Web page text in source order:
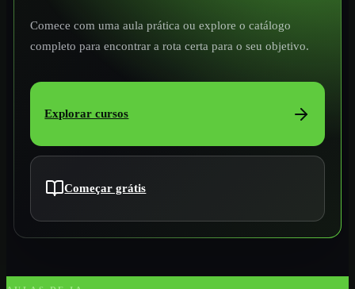
Comece com uma aula prática ou explore o catálogo
completo para encontrar a rota certa para o seu objetivo.
Explorar cursos
Começar grátis